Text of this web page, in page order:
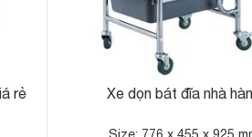
Bảng chỉ dẫn lối đi